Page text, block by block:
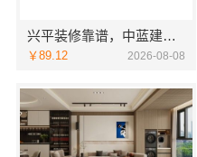
兴平装修靠谱，中蓝建投（北京）建设有限公司武功分公司口碑佳
￥89.12 2026-08-08